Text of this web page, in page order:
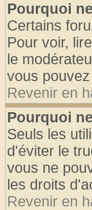
Pourquoi
Certains
Pour voir,
le
vous
Revenir en
Pourquoi
Seuls les
d'éviter le
vous ne
les droits
Revenir en